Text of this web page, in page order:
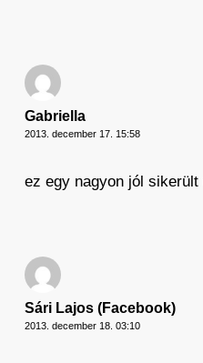
Gabriella
2013. december 17. 15:58
ez egy nagyon jól
Sári Lajos (Facebook)
2013. december 18. 03:10